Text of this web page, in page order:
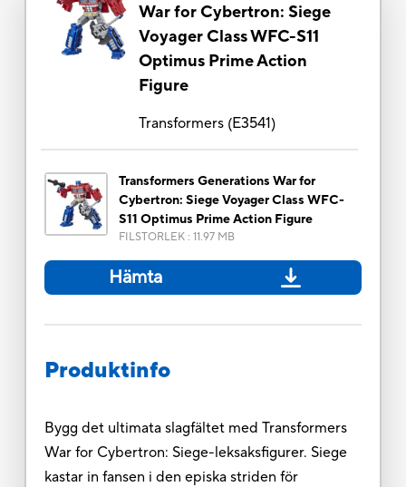
War for Cybertron: Siege
Voyager Class WFC-S11
Optimus Prime Action
Figure
Transformers(E3541)
Transformers Generations War for
Cybertron: Siege Voyager Class WFC-
S11 Optimus Prime Action Figure
FILSTORLEK: 11.97 MB
Hämta
Produktinfo
Bygg det ultimata slagfältet med Transformers
War for Cybertron: Siege-leksaksfigurer. Siege
kastar in fansen i den episka striden för